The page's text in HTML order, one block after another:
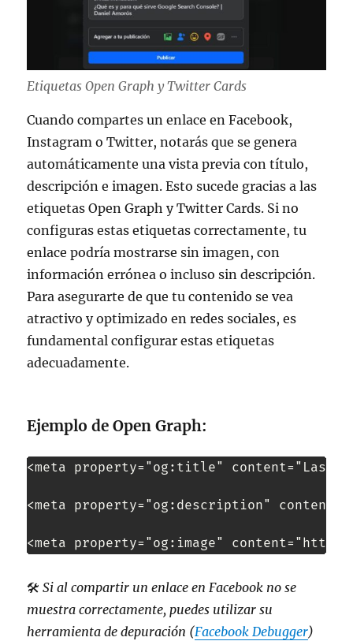
Etiquetas Open Graph y Twitter Cards
Cuando compartes un enlace en Facebook,
Instagram o Twitter, notarás que se genera
automáticamente una vista previa con título,
descripción e imagen. Esto sucede gracias a las
etiquetas Open Graph y Twitter Cards. Si no
configuras estas etiquetas correctamente, tu
enlace podría mostrarse sin imagen, con
información errónea o incluso sin descripción.
Para asegurarte de que tu contenido se vea
atractivo y optimizado en redes sociales, es
fundamental configurar estas etiquetas
adecuadamente.
Ejemplo de Open Graph:
<meta property="og:title" content="Las
<meta property="og:description"
<meta property="og:image"
🛠Si al compartir un enlace en Facebook no se
muestra correctamente, puedes utilizar su
herramienta de depuración (Facebook Debugger)